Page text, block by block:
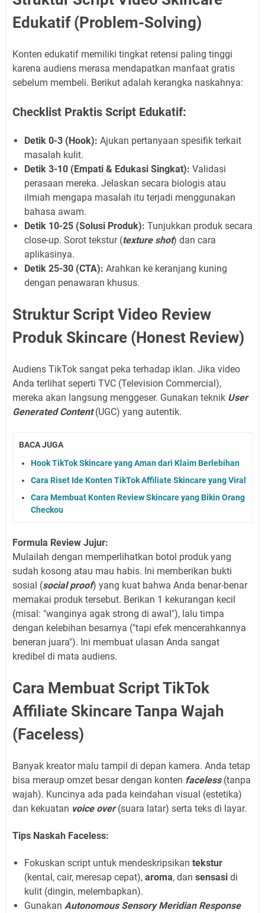
Edukatif (Problem-Solving)
Konten edukatif memiliki tingkat retensi paling tinggi
karena audiens merasa mendapatkan manfaat gratis
sebelum membeli. Berikut adalah kerangka naskahnya:
Checklist Praktis Script Edukatif:
Detik 0-3 (Hook): Ajukan pertanyaan spesifik terkait
masalah kulit.
Detik 3-10 (Empati & Edukasi Singkat): Validasi
perasaan mereka. Jelaskan secara biologis atau
ilmiah mengapa masalah itu terjadi menggunakan
bahasa awam.
Detik 10-25 (Solusi Produk): Tunjukkan produk secara
close-up. Sorot tekstur (texture shot) dan cara
aplikasinya.
Detik 25-30 (CTA): Arahkan ke keranjang kuning
dengan penawaran khusus.
Struktur Script Video Review
Produk Skincare (Honest Review)
Audiens TikTok sangat peka terhadap iklan. Jika video
Anda terlihat seperti TVC (Television Commercial),
mereka akan langsung menggeser. Gunakan teknik User
Generated Content(UGC) yang autentik.
BACA JUGA
Hook TikTok Skincare yang Aman dari Klaim Berlebihan
Cara Riset Ide Konten TikTok Affiliate Skincare yang Viral
Cara Membuat Konten Review Skincare yang Bikin Orang
Checkou
Formula Review Jujur:
Mulailah dengan memperlihatkan botol produk yang
sudah kosong atau mau habis. Ini memberikan bukti
sosial (social proof) yang kuat bahwa Anda benar-benar
memakai produk tersebut. Berikan 1 kekurangan kecil
(misal: "wanginya agak strong di awal"), lalu timpa
dengan kelebihan besarnya ("tapi efek mencerahkannya
beneran juara"). Ini membuat ulasan Anda sangat
kredibel di mata audiens.
Cara Membuat Script TikTok
Affiliate Skincare Tanpa Wajah
(Faceless)
Banyak kreator malu tampil di depan kamera. Anda tetap
bisa meraup omzet besar dengan konten faceless(tanpa
wajah). Kuncinya ada pada keindahan visual (estetika)
dan kekuatan voice over(suara latar) serta teks di layar.
Tips Naskah Faceless:
Fokuskan script untuk mendeskripsikan tekstur
(kental, cair, meresap cepat), aroma, dan sensasi di
kulit (dingin, melembapkan).
Gunakan Autonomous Sensory Meridian Response